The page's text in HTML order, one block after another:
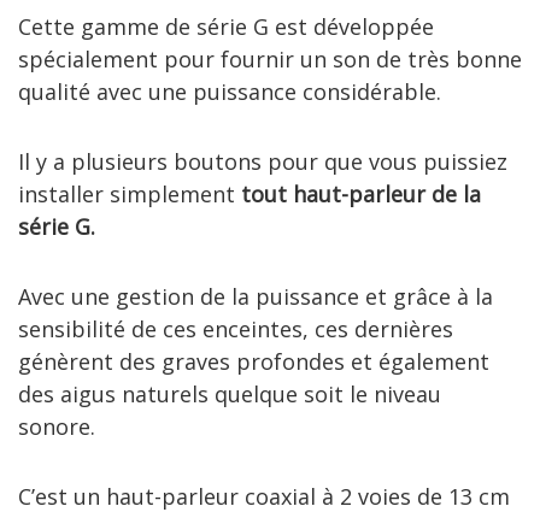
Cette gamme de série G est développée
spécialement pour fournir un son de très bonne
qualité avec une puissance considérable.
Il y a plusieurs boutons pour que vous puissiez
installer simplement tout haut-parleur de la
série G.
Avec une gestion de la puissance et grâce à la
sensibilité de ces enceintes, ces dernières
génèrent des graves profondes et également
des aigus naturels quelque soit le niveau
sonore.
C’est un haut-parleur coaxial à 2 voies de 13 cm